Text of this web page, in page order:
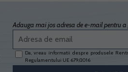
Adauga mai jos adresa de e-mail pentru
Da, vreau informatii despre produsele
Regulamentului UE 679/2016